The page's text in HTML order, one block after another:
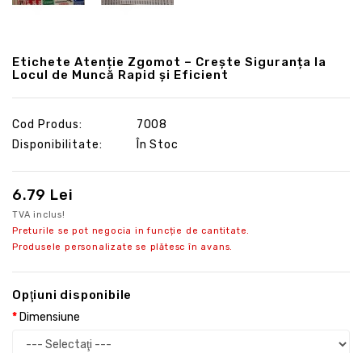
Etichete Atenție Zgomot – Crește Siguranța la
Locul de Muncă Rapid și Eficient
Cod Produs:
7008
Disponibilitate:
În Stoc
6.79 Lei
TVA inclus!
Preturile se pot negocia in funcție de cantitate.
Produsele personalizate se plătesc în avans.
Opţiuni disponibile
Dimensiune